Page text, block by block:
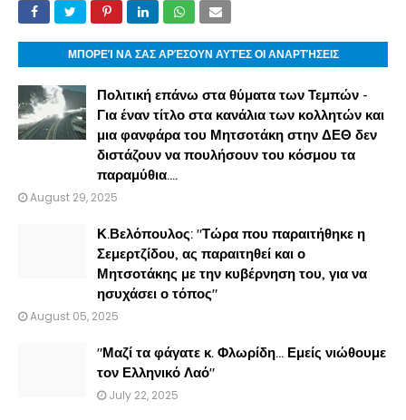
ΜΠΟΡΕΊ ΝΑ ΣΑΣ ΑΡΈΣΟΥΝ ΑΥΤΈΣ ΟΙ ΑΝΑΡΤΉΣΕΙΣ
Πολιτική επάνω στα θύματα των Τεμπών -
Για έναν τίτλο στα κανάλια των κολλητών και
μια φανφάρα του Μητσοτάκη στην ΔΕΘ δεν
διστάζουν να πουλήσουν του κόσμου τα
παραμύθια....
August 29, 2025
Κ.Βελόπουλος: "Τώρα που παραιτήθηκε η
Σεμερτζίδου, ας παραιτηθεί και ο
Μητσοτάκης με την κυβέρνηση του, για να
ησυχάσει ο τόπος"
August 05, 2025
"Μαζί τα φάγατε κ. Φλωρίδη... Εμείς νιώθουμε
τον Ελληνικό Λαό"
July 22, 2025